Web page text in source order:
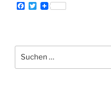
F
o
o
k
T
e
nach: